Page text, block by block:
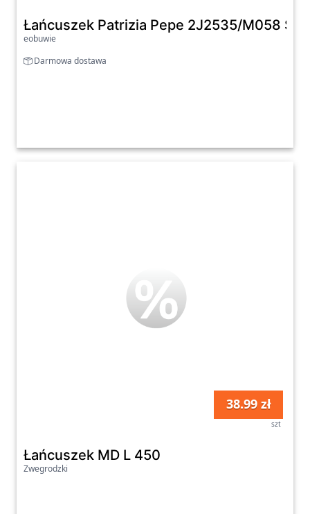
Łańcuszek Patrizia Pepe 2J2535/M058
eobuwie
Darmowa dostawa
38.99 zł
szt
Łańcuszek MD L 450
Zwegrodzki